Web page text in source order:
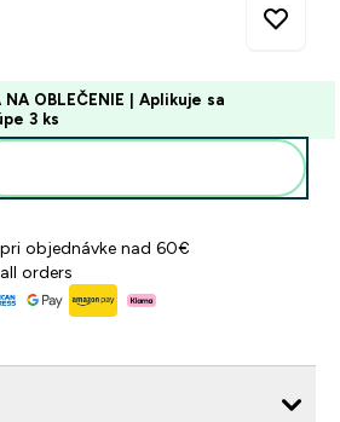
NA OBLEČENIE | Aplikuje sa
3 ks
objednávke nad 60€
orders